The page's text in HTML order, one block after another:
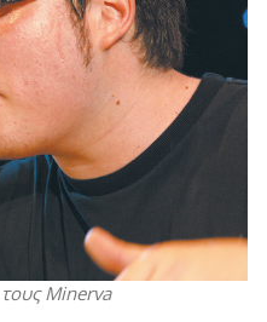
Minerva